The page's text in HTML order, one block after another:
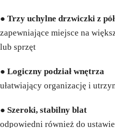
● Trzy uchylne drzwiczki z
zapewniające miejsce na
lub sprzęt
● Logiczny podział wnętrza
ułatwiający organizację i
● Szeroki, stabilny blat
odpowiedni również do